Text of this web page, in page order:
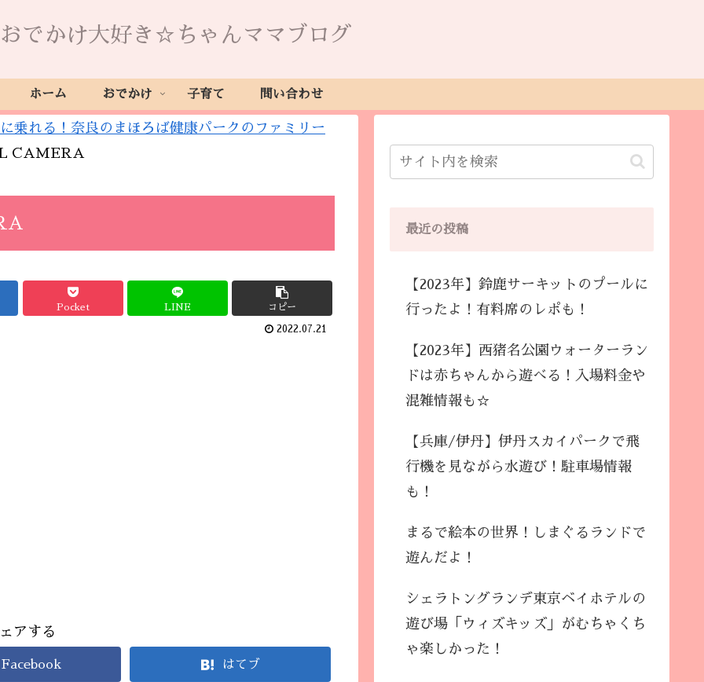
おでかけ大好き☆ちゃんママブログ
ホーム おでかけ 子育て 問い合わせ
乗れる！奈良のまほろば健康パークのファミリー
CAMERA
Pocket LINE コピー
2022.07.21
アする
Facebook はてブ
最近の投稿
【2023年】鈴鹿サーキットのプールに
行ったよ！有料席のレポも！
【2023年】西猪名公園ウォーターラン
ドは赤ちゃんから遊べる！入場料金や
混雑情報も☆
【兵庫/伊丹】伊丹スカイパークで飛
行機を見ながら水遊び！駐車場情報
も！
まるで絵本の世界！しまぐるランドで
遊んだよ！
シェラトングランデ東京ベイホテルの
遊び場「ウィズキッズ」がむちゃくち
ゃ楽しかった！